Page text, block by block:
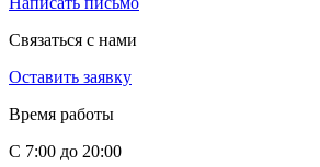
Связаться с нами
Оставить заявку
Время работы
С 7:00 до 20:00